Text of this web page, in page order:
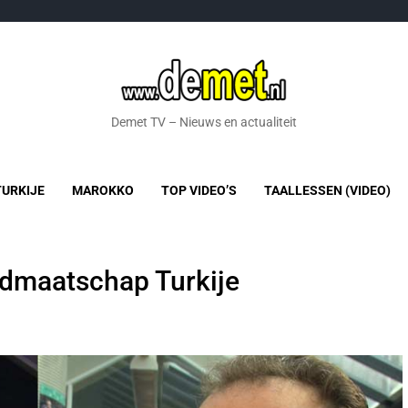
Demet TV – Nieuws en actualiteit
MAROKKO TOP VIDEO’S TAALLESSEN (VIDEO)
Turkije